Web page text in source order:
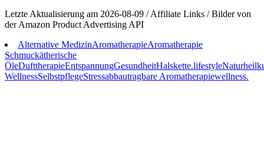
Letzte Aktualisierung am 2026-08-09 / Affiliate Links / Bilder von
der Amazon Product Advertising API
Alternative MedizinAromatherapieAromatherapie
Schmuckätherische
ÖleDufttherapieEntspannungGesundheitHalskette.lifestyle
WellnessSelbstpflegeStressabbautragbare Aromatherapiewellness.